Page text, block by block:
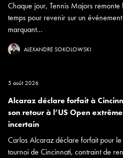
Chaque jour, Tennis Majors remonte
temps pour revenir sur un événement
marquant...
ALEXANDRE SOKOLOWSKI
5 août 2026
Alcaraz déclare forfait à
son retour à l’US Open
incertain
Carlos Alcaraz déclare forfait pour le
tournoi de Cincinnati, contraint de